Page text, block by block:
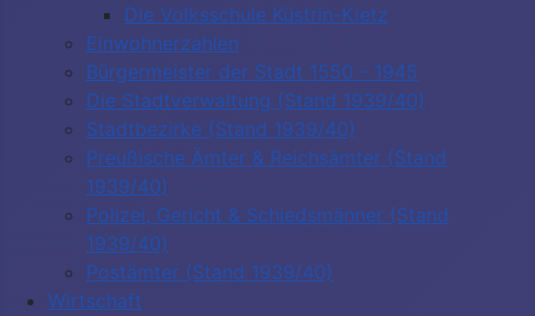
Die Volksschule Küstrin-Kietz
Einwohnerzahlen
Bürgermeister der Stadt 1550 - 1945
Die Stadtverwaltung (Stand 1939/40)
Stadtbezirke (Stand 1939/40)
Preußische Ämter & Reichsämter (Stand
1939/40)
Polizei, Gericht & Schiedsmänner (Stand
1939/40)
Postämter (Stand 1939/40)
Wirtschaft